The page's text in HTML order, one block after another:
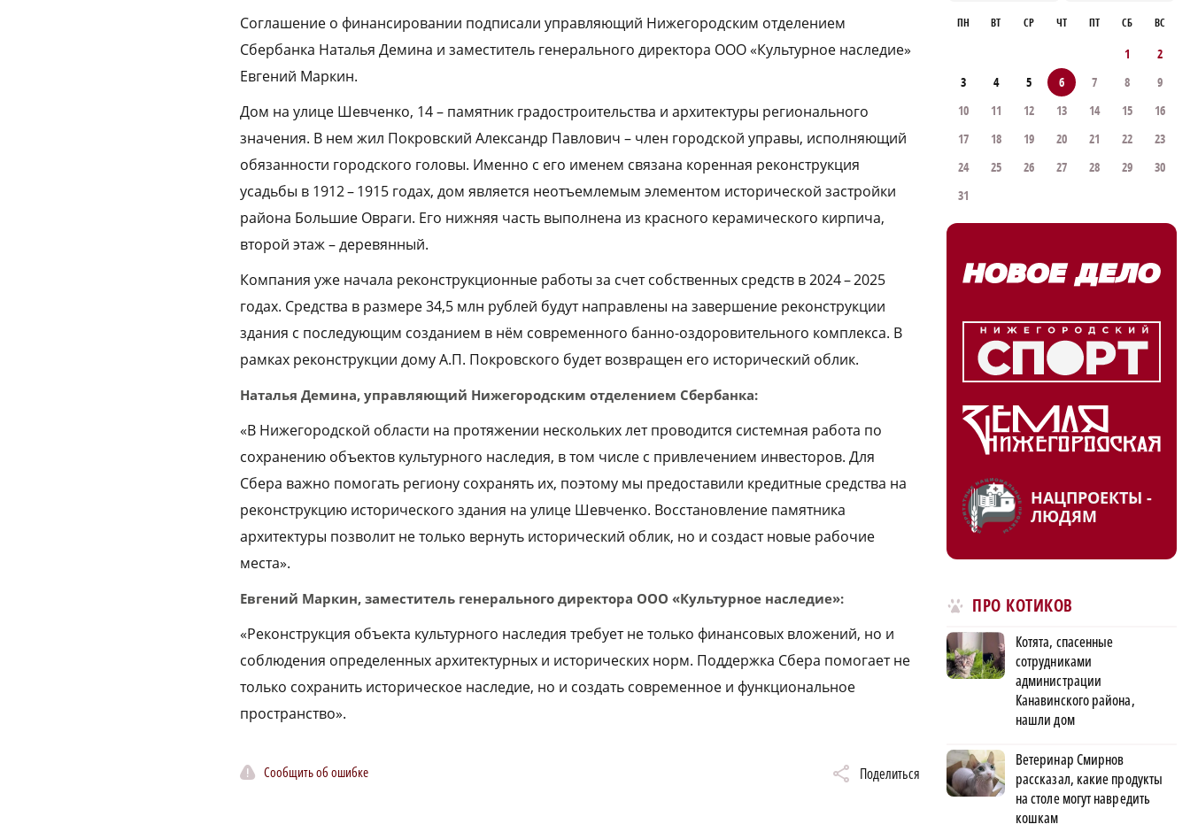
Соглашение о финансировании подписали управляющий Нижегородским отделением
Сбербанка Наталья Демина и заместитель генерального директора ООО «Культурное наследие»
Евгений Маркин.
Дом на улице Шевченко, 14 – памятник градостроительства и архитектуры регионального
значения. В нем жил Покровский Александр Павлович – член городской управы, исполняющий
обязанности городского головы. Именно с его именем связана коренная реконструкция
усадьбы в 1912 – 1915 годах, дом является неотъемлемым элементом исторической застройки
района Большие Овраги. Его нижняя часть выполнена из красного керамического кирпича,
второй этаж – деревянный.
Компания уже начала реконструкционные работы за счет собственных средств в 2024 – 2025
годах. Средства в размере 34,5 млн рублей будут направлены на завершение реконструкции
здания с последующим созданием в нём современного банно-оздоровительного комплекса. В
рамках реконструкции дому А.П. Покровского будет возвращен его исторический облик.
Наталья Демина, управляющий Нижегородским отделением Сбербанка:
«В Нижегородской области на протяжении нескольких лет проводится системная работа по
сохранению объектов культурного наследия, в том числе с привлечением инвесторов. Для
Сбера важно помогать региону сохранять их, поэтому мы предоставили кредитные средства на
реконструкцию исторического здания на улице Шевченко. Восстановление памятника
архитектуры позволит не только вернуть исторический облик, но и создаст новые рабочие
места».
Евгений Маркин, заместитель генерального директора ООО «Культурное наследие»:
«Реконструкция объекта культурного наследия требует не только финансовых вложений, но и
соблюдения определенных архитектурных и исторических норм. Поддержка Сбера помогает не
только сохранить историческое наследие, но и создать современное и функциональное
пространство».
Сообщить об ошибке Поделиться
ПН ВТ СР ЧТ ПТ СБ ВС
1
2
3
4 5 6 7 8
9
10
11 12 13 14 15
16
17
18 19 20 21 22
23
24
25 26 27 28 29
30
31
НАЦПРОЕКТЫ -
ЛЮДЯМ
ПРО КОТИКОВ
Котята, спасенные
сотрудниками
администрации
Канавинского района,
нашли дом
Ветеринар Смирнов
рассказал, какие продукты
на столе могут навредить
кошкам